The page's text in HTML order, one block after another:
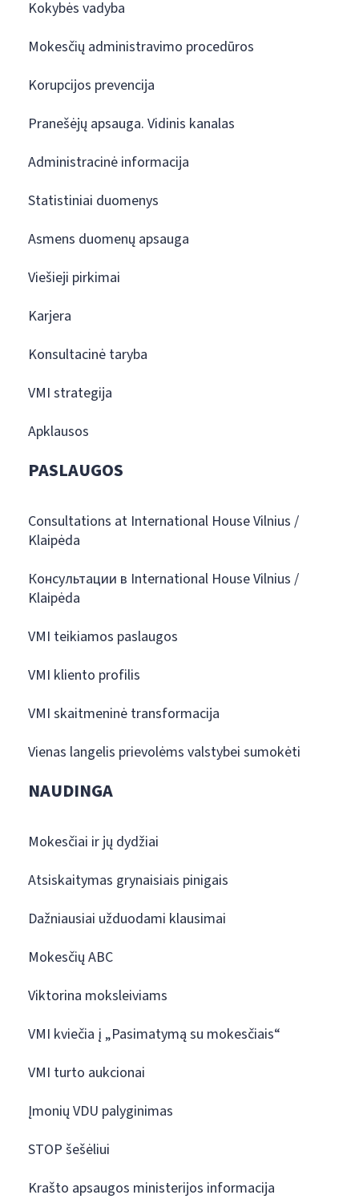
Kokybės vadyba
Mokesčių administravimo procedūros
Korupcijos prevencija
Pranešėjų apsauga. Vidinis kanalas
Administracinė informacija
Statistiniai duomenys
Asmens duomenų apsauga
Viešieji pirkimai
Karjera
Konsultacinė taryba
VMI strategija
Apklausos
PASLAUGOS
Consultations at International House Vilnius /
Klaipėda
Консультации в International House Vilnius /
Klaipėda
VMI teikiamos paslaugos
VMI kliento profilis
VMI skaitmeninė transformacija
Vienas langelis prievolėms valstybei sumokėti
NAUDINGA
Mokesčiai ir jų dydžiai
Atsiskaitymas grynaisiais pinigais
Dažniausiai užduodami klausimai
Mokesčių ABC
Viktorina moksleiviams
VMI kviečia į „Pasimatymą su mokesčiais“
VMI turto aukcionai
Įmonių VDU palyginimas
STOP šešėliui
Krašto apsaugos ministerijos informacija